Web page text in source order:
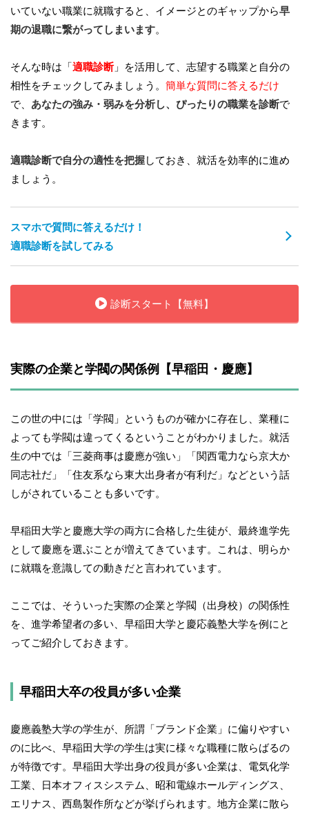
いていない職業に就職すると、イメージとのギャップから早
期の退職に繋がってしまいます。
そんな時は「適職診断」を活用して、志望する職業と自分の
相性をチェックしてみましょう。 簡単な質問に答えるだけ
で、 あなたの強み・弱みを分析し、ぴったりの職業を診断で
きます。
適職診断で自分の適性を把握しておき、就活を効率的に進め
ましょう。
スマホで質問に答えるだけ！
適職診断を試してみる
診断スタート【無料】
実際の企業と学閥の関係例【早稲田・慶應】
この世の中には「学閥」というものが確かに存在し、業種に
よっても学閥は違ってくるということがわかりました。就活
生の中では「三菱商事は慶應が強い」「関西電力なら京大か
同志社だ」「住友系なら東大出身者が有利だ」などという話
しがされていることも多いです。
早稲田大学と慶應大学の両方に合格した生徒が、最終進学先
として慶應を選ぶことが増えてきています。これは、明らか
に就職を意識しての動きだと言われています。
ここでは、そういった実際の企業と学閥（出身校）の関係性
を、進学希望者の多い、早稲田大学と慶応義塾大学を例にと
ってご紹介しておきます。
早稲田大卒の役員が多い企業
慶應義塾大学の学生が、所謂「ブランド企業」に偏りやすい
のに比べ、早稲田大学の学生は実に様々な職種に散らばるの
が特徴です。早稲田大学出身の役員が多い企業は、電気化学
工業、日本オフィスシステム、昭和電線ホールディングス、
エリナス、西島製作所などが挙げられます。地方企業に散ら